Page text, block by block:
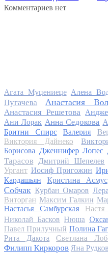
Комментариев нет
Агата Муцениеце Алена
Пугачева
Анастасия
Анастасия Решетова
Ани Лорак Анна Седокова
Бритни Спирс
Валерия
Виктория Дайнеко
Борисова Дженнифер Лопес
Тарасов
Дмитрий Шепелев
Ургант Иосиф Пригожин
Кардашьян
Кристина Асмус
Собчак Курбан Омаров
Виторган Максим Галкин
Настасья Самбурская
Николай Басков Нюша
Павел Прилучный Полина
Рита Дакота
Светлана
Филипп Киркоров Яна